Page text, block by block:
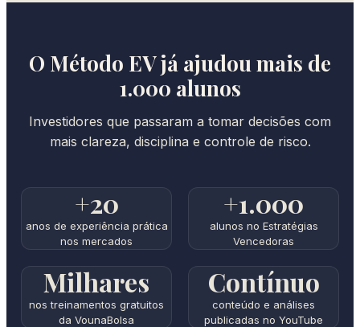
O Método EV já ajudou mais de
1.000 alunos
Investidores que passaram a tomar decisões com
mais clareza, disciplina e controle de risco.
+20
anos de experiência prática
nos mercados
+1.000
alunos no Estratégias
Vencedoras
Milhares
nos treinamentos gratuitos
da VounaBolsa
Contínuo
conteúdo e análises
publicadas no YouTube